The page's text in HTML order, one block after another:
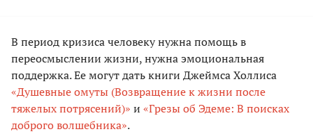
В период кризиса человеку нужна помощь в
переосмыслении жизни, нужна эмоциональная
поддержка. Ее могут дать книги Джеймса Холлиса
«Душевные омуты (Возвращение к жизни после
тяжелых потрясений)» и «Грезы об Эдеме: В поисках
доброго волшебника».